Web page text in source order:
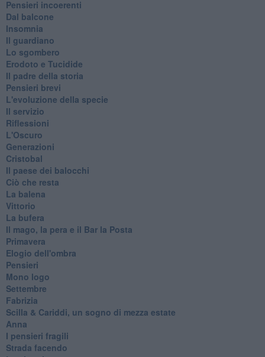
Pensieri incoerenti
Dal balcone
Insomnia
Il guardiano
Lo sgombero
Erodoto e Tucidide
Il padre della storia
Pensieri brevi
L'evoluzione della specie
Il servizio
Riflessioni
L'Oscuro
Generazioni
Cristobal
Il paese dei balocchi
Ciò che resta
La balena
Vittorio
La bufera
Il mago, la pera e il Bar la Posta
Primavera
Elogio dell'ombra
Pensieri
Mono logo
Settembre
Fabrizia
​Scilla & Cariddi, un sogno di mezza estate
Anna
I pensieri fragili
Strada facendo